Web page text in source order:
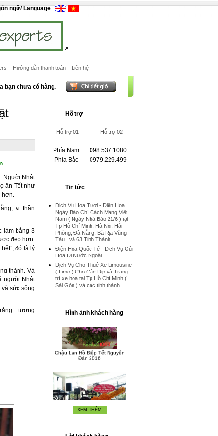
ngữ/ Language
Hướng dẫn thanh toán Liên hệ
bạn chưa có hàng.
Người Nhật
ăn Tết như
hơn.
vị thần
làm bằng 3
đẹp hơn.
đó là lý
thành. Và
người Nhật
sức sống
tượng
Hỗ trợ
Hỗ trợ 01 Hỗ trợ 02
Phía Nam
098.537.1080
Phía Bắc
0979.229.499
Tin tức
Dịch Vụ Hoa Tươi - Điện Hoa
Ngày Báo Chí Cách Mạng Việt
Nam ( Ngày Nhà Báo 21/6 ) tại
Tp Hồ Chí Minh, Hà Nội, Hải
Phòng, Đà Nẵng, Bà Rịa Vũng
Tàu...và 63 Tỉnh Thành
Điện Hoa Quốc Tế - Dịch Vụ Gửi
Hoa Đi Nước Ngoài
Dịch Vụ Cho Thuê Xe Limousine
( Limo ) Cho Các Dịp và Trang
trí xe hoa tại Tp Hồ Chí Minh (
Sài Gòn ) và các tỉnh thành
Hình ảnh khách hàng
Hoa lan hồ điệp chúc mừng đối
tác Nhật Bản
Chậu hoa lan hồ điệp đẹp thực
hiện bới Hoa Tươi 1080
Chậu Lan Hồ Điệp Tết Nguyên
Đán 2016
Thiết kế hoa chúc mừng khai
XEM THÊM